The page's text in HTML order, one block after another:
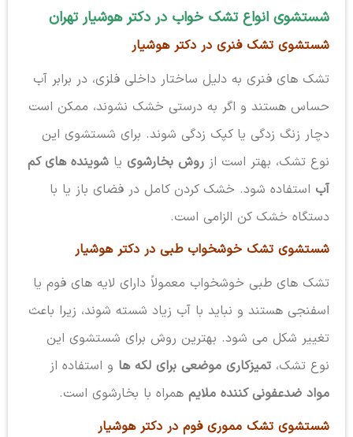
شستشوی انواع تشک خواب در دکتر هوشیار تهران
شستشوی تشک فنری در دکتر هوشیار
تشک های فنری به دلیل ساختار داخلی فلزی، در برابر آب
حساس هستند و اگر به درستی خشک نشوند، ممکن است
دچار زنگ زدگی یا کپک زدگی شوند. برای شستشوی این
نوع تشک، بهتر است از روش بخارشوییا شوینده های کم
آباستفاده شود. خشک کردن کامل در فضای باز یا با
دستگاه خشک کن الزامی است.
شستشوی تشک خوشخواب طبی در دکتر هوشیار
تشک های طبی خوشخواب معمولاً دارای لایه های فوم یا
اسفنجی هستند و نباید با آب زیاد شسته شوند، زیرا باعث
تغییر شکل می شود. بهترین روش برای شستشوی این
نوع تشک، تمیزکاری موضعی برای لکه هاو استفاده از
مواد ضدعفونی کننده ملایمهمراه با بخارشوی است.
شستشوی تشک مموری فوم در دکتر هوشیار